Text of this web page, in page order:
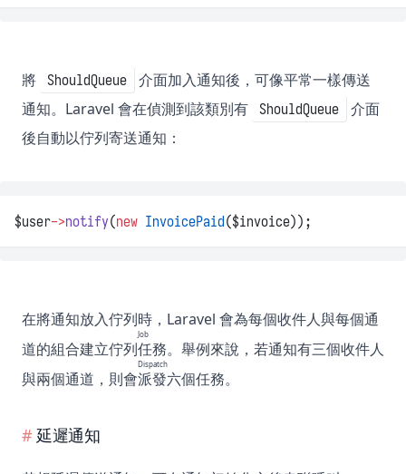
將 ShouldQueue
介面加入通知後，可像平常一樣傳送
通知。Laravel 會在偵測到該類別有 ShouldQueue
介面
後自動以佇列寄送通知：
$user->notify(new InvoicePaid($invoice));
在將通知放入佇列時，Laravel 會為每個收件人與每個通
道的組合建立佇列任務
Job
。舉例來說，若通知有三個收件人
與兩個通道，則會派發
Dispatch
六個任務。
延遲通知